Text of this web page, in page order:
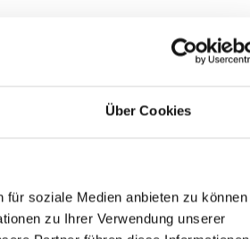
Über Cookies
soziale Medien anbieten zu können
zu Ihrer Verwendung unserer